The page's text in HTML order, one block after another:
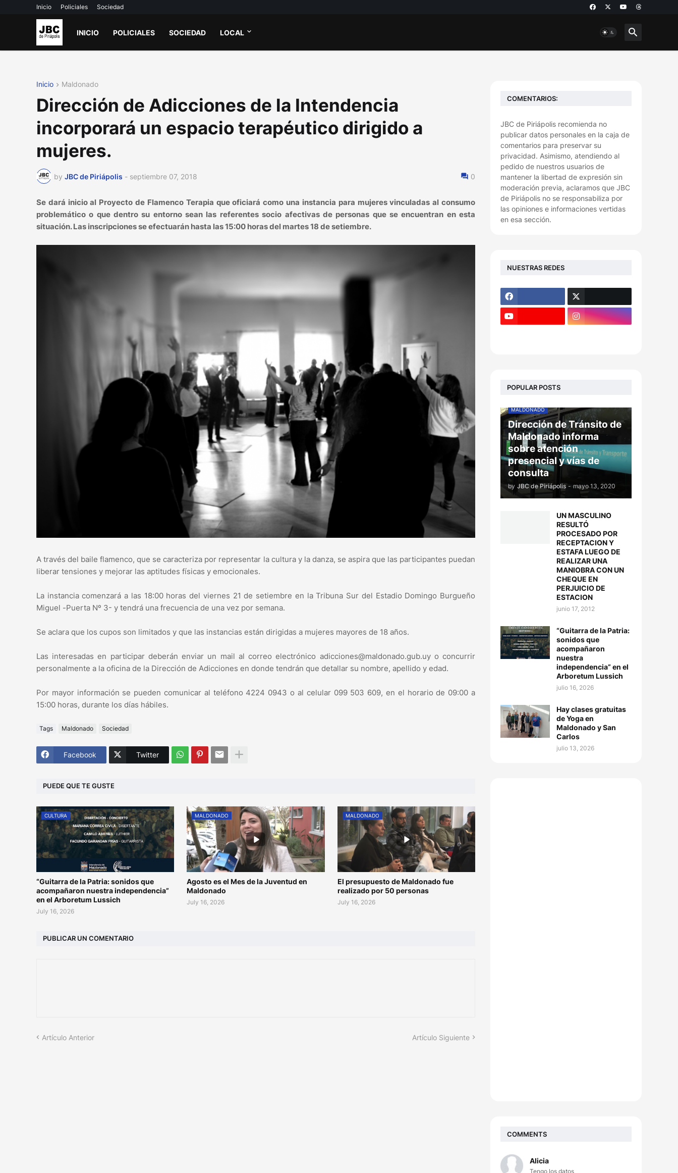
Inicio Policiales Sociedad
INICIO POLICIALES SOCIEDAD LOCAL
Inicio Maldonado
Dirección de Adicciones de la Intendencia
incorporará un espacio terapéutico dirigido a
mujeres.
by JBC de Piriápolis - septiembre 07, 2018 0
Se dará inicio al Proyecto de Flamenco Terapia que oficiará como una instancia para mujeres vinculadas al consumo
problemático o que dentro su entorno sean las referentes socio afectivas de personas que se encuentran en esta
situación. Las inscripciones se efectuarán hasta las 15:00 horas del martes 18 de setiembre.
A través del baile flamenco, que se caracteriza por representar la cultura y la danza, se aspira que las participantes puedan
liberar tensiones y mejorar las aptitudes físicas y emocionales.
La instancia comenzará a las 18:00 horas del viernes 21 de setiembre en la Tribuna Sur del Estadio Domingo Burgueño
Miguel -Puerta Nº 3- y tendrá una frecuencia de una vez por semana.
Se aclara que los cupos son limitados y que las instancias están dirigidas a mujeres mayores de 18 años.
Las interesadas en participar deberán enviar un mail al correo electrónico adicciones@maldonado.gub.uy o concurrir
personalmente a la oficina de la Dirección de Adicciones en donde tendrán que detallar su nombre, apellido y edad.
Por mayor información se pueden comunicar al teléfono 4224 0943 o al celular 099 503 609, en el horario de 09:00 a
15:00 horas, durante los días hábiles.
Tags Maldonado Sociedad
Facebook Twitter
PUEDE QUE TE GUSTE
CULTURA
“Guitarra de la Patria: sonidos que
acompañaron nuestra independencia”
en el Arboretum Lussich
July 16, 2026
MALDONADO
Agosto es el Mes de la Juventud en
Maldonado
July 16, 2026
MALDONADO
El presupuesto de Maldonado fue
realizado por 50 personas
July 16, 2026
PUBLICAR UN COMENTARIO
Artículo Anterior Artículo Siguiente
COMENTARIOS:
JBC de Piriápolis recomienda no
publicar datos personales en la caja de
comentarios para preservar su
privacidad. Asimismo, atendiendo al
pedido de nuestros usuarios de
mantener la libertad de expresión sin
moderación previa, aclaramos que JBC
de Piriápolis no se responsabiliza por
las opiniones e informaciones vertidas
en esa sección.
NUESTRAS REDES
POPULAR POSTS
MALDONADO
Dirección de Tránsito de
Maldonado informa
sobre atención
presencial y vías de
consulta
by JBC de Piriápolis - mayo 13, 2020
UN MASCULINO
RESULTÓ
PROCESADO POR
RECEPTACION Y
ESTAFA LUEGO DE
REALIZAR UNA
MANIOBRA CON UN
CHEQUE EN
PERJUICIO DE
ESTACION
junio 17, 2012
“Guitarra de la Patria:
sonidos que
acompañaron
nuestra
independencia” en el
Arboretum Lussich
julio 16, 2026
Hay clases gratuitas
de Yoga en
Maldonado y San
Carlos
julio 13, 2026
COMMENTS
Alicia
Tengo los datos